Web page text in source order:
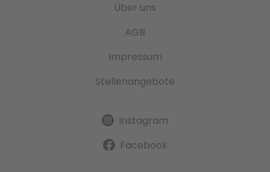
Über uns
AGB
Impressum
Stellenangebote
Instagram
Facebook